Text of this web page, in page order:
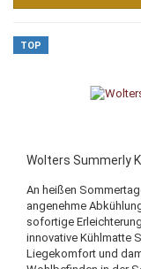
TOP
Wolters Summerly
An heißen
angenehme
sofortige
innovative Kühlmatte
Liegekomfort und